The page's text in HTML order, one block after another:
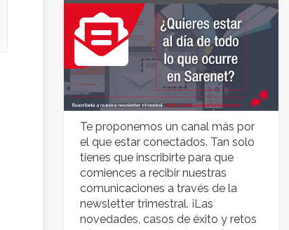
Te proponemos un canal más por
el que estar conectados. Tan solo
tienes que inscribirte para que
comiences a recibir nuestras
comunicaciones a través de la
newsletter trimestral. ¡Las
novedades, casos de éxito y retos